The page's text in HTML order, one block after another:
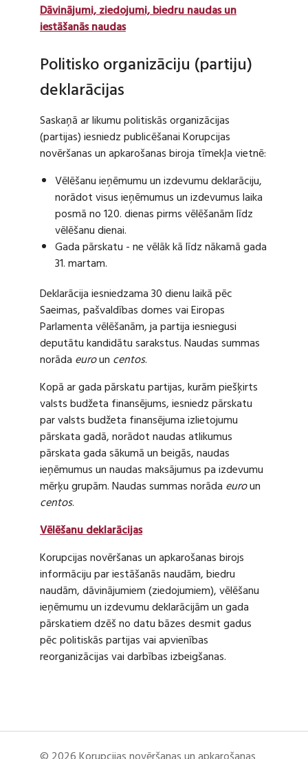
Dāvinājumi, ziedojumi, biedru naudas un
iestāšanās naudas
Politisko organizāciju (partiju)
deklarācijas
Saskaņā ar likumu politiskās organizācijas
(partijas) iesniedz publicēšanai Korupcijas
novēršanas un apkarošanas biroja tīmekļa vietnē:
Vēlēšanu ieņēmumu un izdevumu deklarāciju,
norādot visus ieņēmumus un izdevumus laika
posmā no 120. dienas pirms vēlēšanām līdz
vēlēšanu dienai.
Gada pārskatu - ne vēlāk kā līdz nākamā gada
31. martam.
Deklarācija iesniedzama 30 dienu laikā pēc
Saeimas, pašvaldības domes vai Eiropas
Parlamenta vēlēšanām, ja partija iesniegusi
deputātu kandidātu sarakstus. Naudas summas
norāda euroun centos.
Kopā ar gada pārskatu partijas, kurām piešķirts
valsts budžeta finansējums, iesniedz pārskatu
par valsts budžeta finansējuma izlietojumu
pārskata gadā, norādot naudas atlikumus
pārskata gada sākumā un beigās, naudas
ieņēmumus un naudas maksājumus pa izdevumu
mērķu grupām. Naudas summas norāda euroun
centos.
Vēlēšanu deklarācijas
Korupcijas novēršanas un apkarošanas birojs
informāciju par iestāšanās naudām, biedru
naudām, dāvinājumiem (ziedojumiem), vēlēšanu
ieņēmumu un izdevumu deklarācijām un gada
pārskatiem dzēš no datu bāzes desmit gadus
pēc politiskās partijas vai apvienības
reorganizācijas vai darbības izbeigšanas.